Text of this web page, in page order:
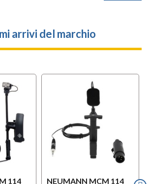
arrivi del marchio
114
NEUMANN MCM 114